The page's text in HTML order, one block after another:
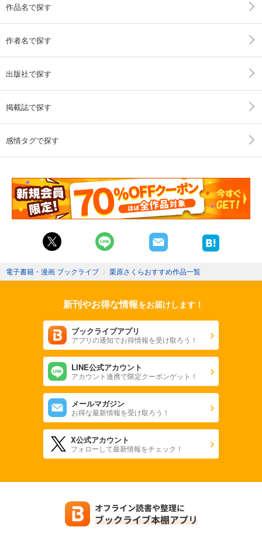
作品名で探す
作者名で探す
出版社で探す
掲載誌で探す
感情タグで探す
電子書籍・漫画 ブックライブ 〉 栗原さくらおすすめ作品一覧
新刊やお得な情報をお届けします！
ブックライブアプリ
アプリの通知でお得情報を受け取ろう！
LINE公式アカウント
アカウント連携で限定クーポンゲット！
メールマガジン
お得な最新情報を受け取ろう！
X公式アカウント
フォローして最新情報をチェック！